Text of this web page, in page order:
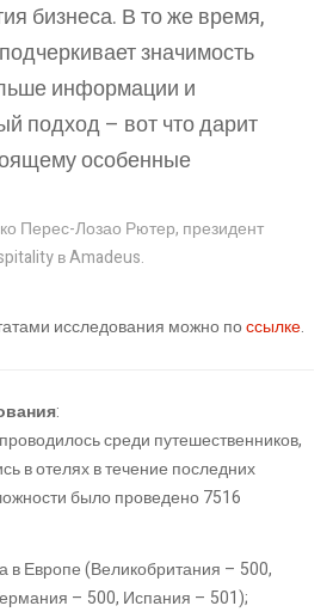
бизнеса. В то же время,
значимость
информации и
подход – вот что дарит
особенные
Перес-Лозао Рютер, президент
в Amadeus.
исследования можно поссылке.
:
среди путешественников,
в отелях в течение последних
было проведено 7516
в Европе (Великобритания – 500,
– 500, Испания – 501);